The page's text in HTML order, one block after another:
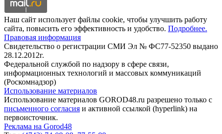
Наш сайт использует файлы cookie, чтобы улучшить работу
сайта, повысить его эффективность и удобство. Подробнее.
Правовая информация
Свидетельство о регистрации СМИ Эл № ФС77-52350 выдано
28.12.2012г.
Федеральной службой по надзору в сфере связи,
информационных технологий и массовых коммуникаций
(Роскомнадзор)
Использование материалов
Использование материалов GOROD48.ru разрешено только с
письменного согласия и активной ссылкой (hyperlink) на
первоисточник.
Реклама на Gorod48